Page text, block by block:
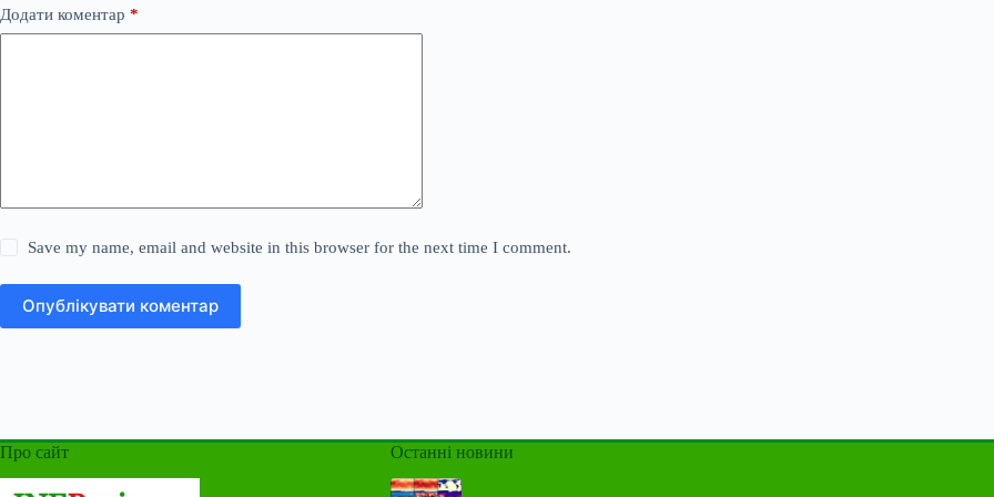
Додати коментар *
Save my name, email and website in this browser for the next time I comment.
Опублікувати коментар
Про сайт Останні новини